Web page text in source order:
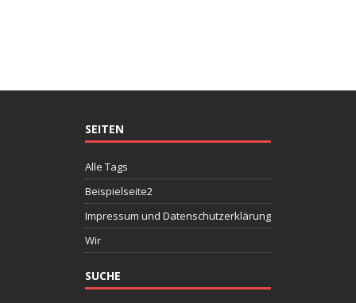
SEITEN
Alle Tags
Beispielseite2
Impressum und Datenschutzerklärung
Wir
SUCHE